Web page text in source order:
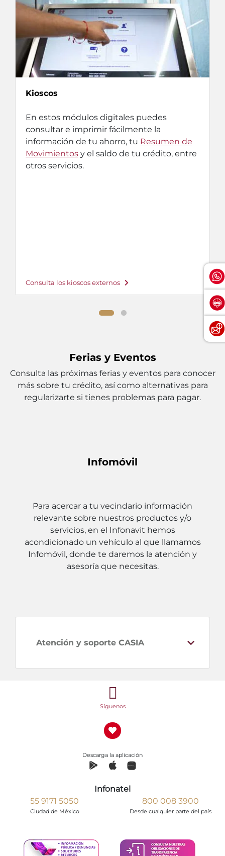
Kioscos
En estos módulos digitales puedes
consultar e imprimir fácilmente la
información de tu ahorro, tu Resumen de
Movimientos y el saldo de tu crédito, entre
otros servicios.
Consulta los kioscos externos
Ferias y Eventos
Consulta las próximas ferias y eventos para conocer
más sobre tu crédito, así como alternativas para
regularizarte si tienes problemas para pagar.
Infomóvil
Para acercar a tu vecindario información
relevante sobre nuestros productos y/o
servicios, en el Infonavit hemos
acondicionado un vehículo al que llamamos
Infomóvil, donde te daremos la atención y
asesoría que necesitas.
Atención y soporte CASIA
Síguenos
Descarga la aplicación
Infonatel
55 9171 5050
Ciudad de México
800 008 3900
Desde cualquier parte del país